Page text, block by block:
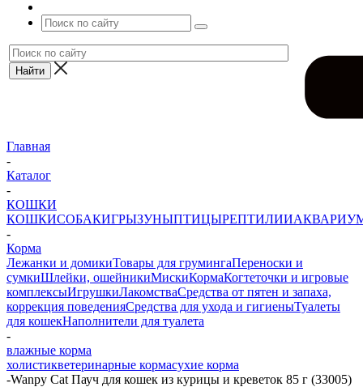
Главная
-
Каталог
-
КОШКИ
КОШКИСОБАКИГРЫЗУНЫПТИЦЫРЕПТИЛИИ
-
Корма
Лежанки и домикиТовары для грумингаПереноски и
сумкиШлейки, ошейникиМискиКормаКогтеточки и игровые
комплексыИгрушкиЛакомстваСредства от пятен и запаха,
коррекция поведенияСредства для ухода и гигиеныТуалеты
для кошекНаполнители для туалета
-
влажные корма
холистикветеринарные кормасухие корма
-Wanpy Cat Пауч для кошек из курицы и креветок 85 г (33005)